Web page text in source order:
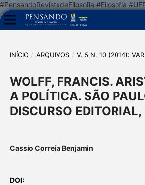
#PensandoRevistadeFilosofia #Filosofia
INÍCIO / ARQUIVOS / V. 5 N. 10 (2014):
WOLFF, FRANCIS.
A POLÍTICA. SÃO
DISCURSO
Cassio Correia Benjamin
DOI: